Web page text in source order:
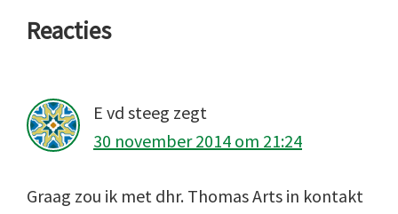
Lees
Reacties
E vd steeg zegt
30 november 2014 om 21:24
Graag zou ik met dhr. Thomas Arts in kontakt